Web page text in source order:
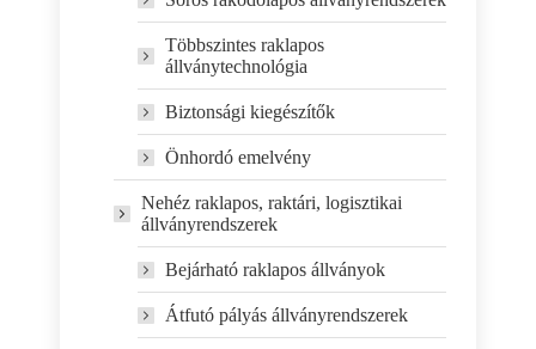
Többszintes raklapos
állványtechnológia
Biztonsági kiegészítők
Önhordó emelvény
Nehéz raklapos, raktári, logisztikai
állványrendszerek
Bejárható raklapos állványok
Átfutó pályás állványrendszerek